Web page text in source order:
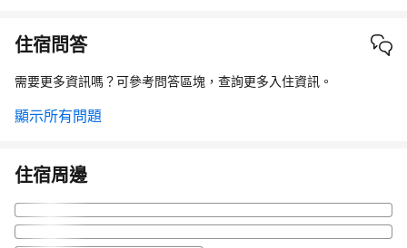
住宿問答
需要更多資訊嗎？可參考問答區塊，查詢更多入住資訊。
顯示所有問題
住宿周邊